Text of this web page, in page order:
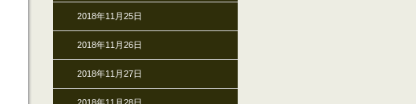
2018年11月25日
2018年11月26日
2018年11月27日